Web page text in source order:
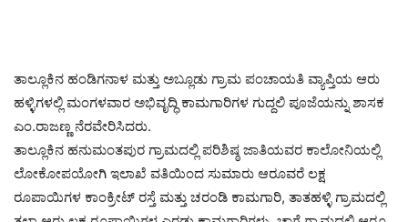
ತಾಲ್ಲೂಕಿನ ಹಂಡಿಗನಾಳ ಮತ್ತು ಅಬ್ಲೂಡು ಗ್ರಾಮ ಪಂಚಾಯತಿ ವ್ಯಾಪ್ತಿಯ ಆರು
ಹಳ್ಳಿಗಳಲ್ಲಿ ಮಂಗಳವಾರ ಅಭಿವೃದ್ಧಿ ಕಾಮಗಾರಿಗಳ ಗುದ್ದಲಿ ಪೂಜೆಯನ್ನು ಶಾಸಕ
ಎಂ.ರಾಜಣ್ಣ ನೆರವೇರಿಸಿದರು.
ತಾಲ್ಲೂಕಿನ ಹನುಮಂತಪುರ ಗ್ರಾಮದಲ್ಲಿ ಪರಿಶಿಷ್ಠ ಜಾತಿಯವರ ಕಾಲೋನಿಯಲ್ಲಿ
ಲೋಕೋಪಯೋಗಿ ಇಲಾಖೆ ವತಿಯಿಂದ ಸುಮಾರು ಆರೂವರೆ ಲಕ್ಷ
ರೂಪಾಯಿಗಳ ಕಾಂಕ್ರೀಟ್ ರಸ್ತೆ ಮತ್ತು ಚರಂಡಿ ಕಾಮಗಾರಿ, ತಾತಹಳ್ಳಿ ಗ್ರಾಮದಲ್ಲಿ